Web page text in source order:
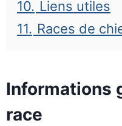
10. Liens utiles
11. Races de
Informations
race